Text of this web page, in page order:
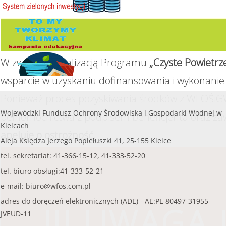
W związku z realizacją Programu „Czyste
wsparcie w uzyskaniu dofinansowania i
pełnomocnictwa z podpisem beneficjenta oraz
apeluje o ostrożność.
czytaj więcej...
Wojewódzki Fundusz Ochrony Środowiska i Gospodarki Wodnej w
Kielcach
Aleja Księdza Jerzego Popiełuszki 41, 25-155 Kielce
tel. sekretariat: 41-366-15-12, 41-333-52-20
tel. biuro obsługi:41-333-52-21
e-mail: biuro@wfos.com.pl
adres do doręczeń elektronicznych (ADE) - AE:PL-80497-31955-
JVEUD-11